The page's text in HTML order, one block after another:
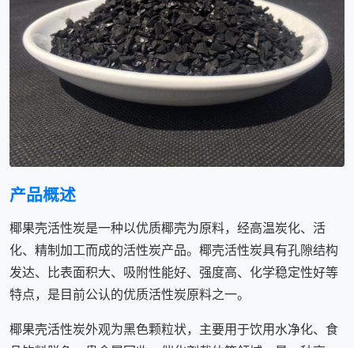
产品概述
椰果壳活性炭是一种以优质椰壳为原料，经高温炭化、活
化、精制加工而成的活性炭产品。椰壳活性炭具有孔隙结构
发达、比表面积大、吸附性能好、强度高、化学稳定性好等
特点，是目前公认的优质活性炭原料之一。
椰果壳活性炭外观为黑色颗粒状，主要用于饮用水净化、食